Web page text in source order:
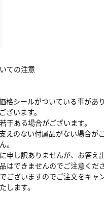
ての注意
格シールがついている事があり
ざいます。
干ある場合がございます。
えのない付属品がない場合がご
。
申し訳ありませんが、お答え
はできませんのでご注意くださ
ございますのでご注文をキャ
ます。